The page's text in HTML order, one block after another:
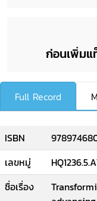
ก่อนเพิ่ม
Full Record
ISBN
เลขหมู่
ชื่อเรื่อง